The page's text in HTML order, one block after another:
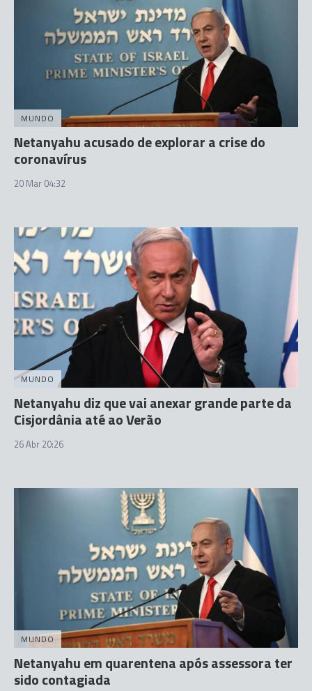
MUNDO
Netanyahu acusado de explorar a crise do
coronavírus
20 Mar 04:32
MUNDO
Netanyahu diz que vai anexar grande parte da
Cisjordânia até ao Verão
26 Abr 20:26
MUNDO
Netanyahu em quarentena após assessora ter
sido contagiada